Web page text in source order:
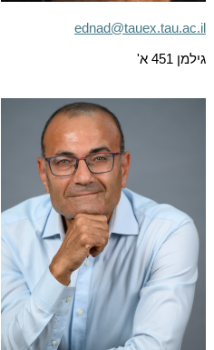
ednad@tauex.tau.ac.il
גילמן 451 א'